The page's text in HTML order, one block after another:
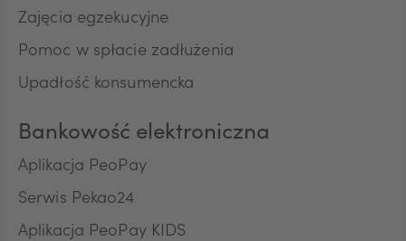
ZAR
Zajęcia egzekucyjne
Pomoc w spłacie zadłużenia
Upadłość konsumencka
Bankowość elektroniczna
Aplikacja PeoPay
Serwis Pekao24
Aplikacja PeoPay KIDS